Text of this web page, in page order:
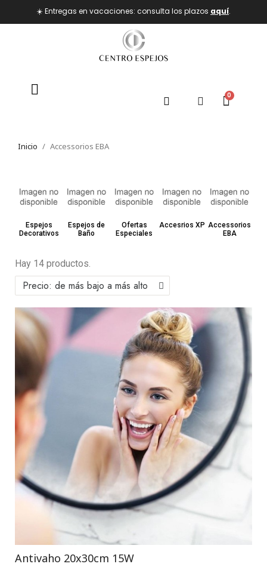
☀️ Entregas en vacaciones: consulta los plazos aquí.
Inicio Accessorios EBA
Espejos
Decorativos
Espejos de
Baño
Ofertas
Especiales
Accesrios XP Accessorios
EBA
Hay 14 productos.
Antivaho 20x30cm 15W